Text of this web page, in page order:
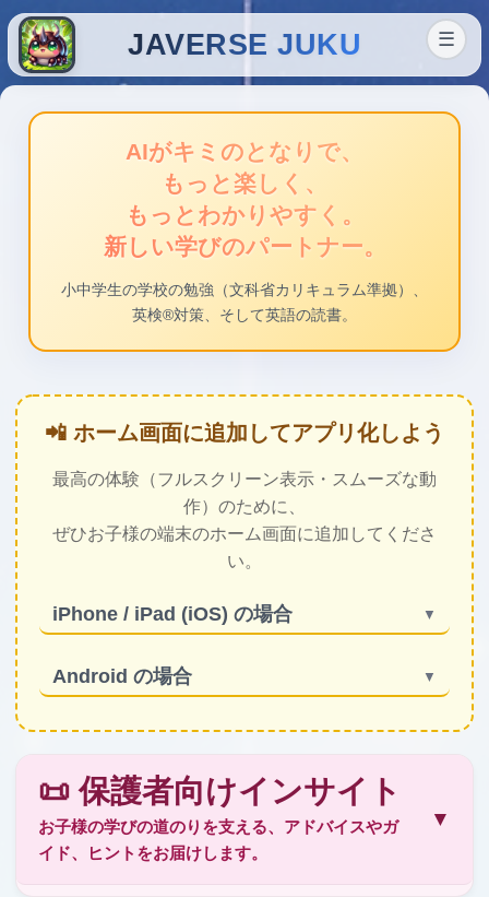
JAVERSE JUKU ☰
AIがキミのとなりで、
もっと楽しく、
もっとわかりやすく。
新しい学びのパートナー。
小中学生の学校の勉強 （文科省カリキュラム準拠）、
英検®対策、そして英語の読書。
📲 ホーム画面に追加してアプリ化しよう
最高の体験（フルスクリーン表示・スムーズな動
作）のために、
ぜひお子様の端末のホーム画面に追加してくださ
い。
iPhone / iPad (iOS) の場合 ▼
Safari
加」
「追加」
Android の場合 ▼
Chrome
「ホーム画面に追加」
📜 保護者向けインサイト
お子様の学びの道のりを支える、アドバイスやガ
イド、ヒントをお届けします。
▼